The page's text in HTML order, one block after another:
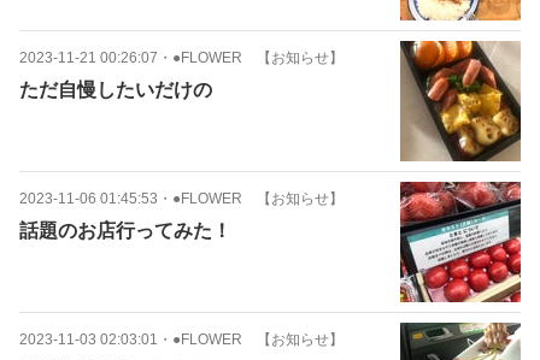
2023-11-21 00:26:07 ・ ●FLOWER 【お知らせ】
ただ自慢したいだけの
2023-11-06 01:45:53 ・ ●FLOWER 【お知らせ】
話題のお店行ってみた！
2023-11-03 02:03:01 ・ ●FLOWER 【お知らせ】